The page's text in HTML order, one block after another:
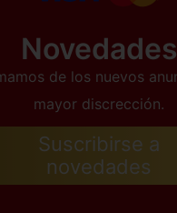
Novedades
de los nuevos
mayor discrección.
Suscribirse a
novedades